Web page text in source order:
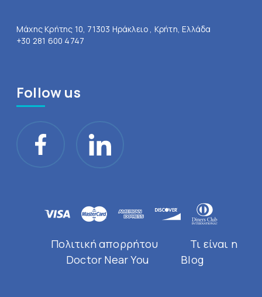
Μάχης Κρήτης 10, 71303 Ηράκλειο , Κρήτη, Ελλάδα
+30 281 600 4747
Follow us
Πολιτική απορρήτου
Τι είναι η
Doctor Near You
Blog